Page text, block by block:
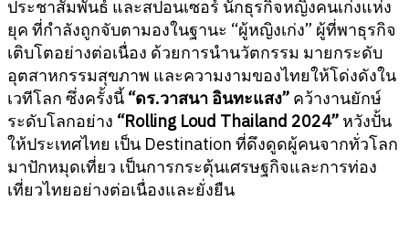
ประชาสัมพันธ์ และสปอนเซอร์ นักธุรกิจหญิงคนเก่งแห่ง
ยุค ที่กำลังถูกจับตามองในฐานะ “ผู้หญิงเก่ง” ผู้ที่พาธุรกิจ
เติบโตอย่างต่อเนื่อง ด้วยการนำนวัตกรรม มายกระดับ
อุตสาหกรรมสุขภาพ และความงามของไทยให้โด่งดังใน
เวทีโลก ซึ่งครั้งนี้ “ดร.วาสนา อินทะแสง” คว้างานยักษ์
ระดับโลกอย่าง “Rolling Loud Thailand 2024” หวังปั้น
ให้ประเทศไทย เป็น Destination ที่ดึงดูดผู้คนจากทั่วโลก
มาปักหมุดเที่ยว เป็นการกระตุ้นเศรษฐกิจและการท่อง
เที่ยวไทยอย่างต่อเนื่องและยั่งยืน